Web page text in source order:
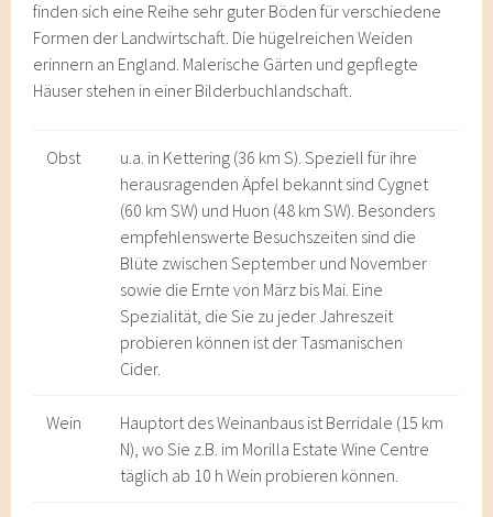
finden sich eine Reihe sehr guter Böden für verschiedene
Formen der Landwirtschaft. Die hügelreichen Weiden
erinnern an England. Malerische Gärten und gepflegte
Häuser stehen in einer Bilderbuchlandschaft.
Obst
u.a. in Kettering (36 km S). Speziell für ihre
herausragenden Äpfel bekannt sind Cygnet
(60 km SW) und Huon (48 km SW). Besonders
empfehlenswerte Besuchszeiten sind die
Blüte zwischen September und November
sowie die Ernte von März bis Mai. Eine
Spezialität, die Sie zu jeder Jahreszeit
probieren können ist der Tasmanischen
Cider.
Wein
Hauptort des Weinanbaus ist Berridale (15 km
N), wo Sie z.B. im Morilla Estate Wine Centre
täglich ab 10 h Wein probieren können.